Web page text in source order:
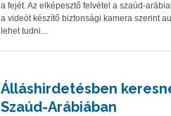
a fejét. Az elképesztő felvétel a szaúd-
a videót készítő biztonsági kamera szerint
lehet tudni...
Álláshirdetésben
Szaúd-Arábiában